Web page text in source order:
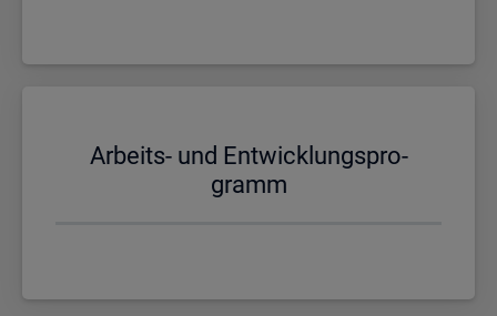
Ar­beits- und Ent­wick­lungs­pro­
gramm